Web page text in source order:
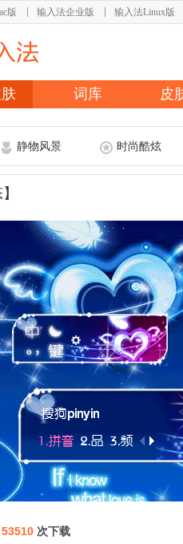
版 输入法企业版 输入法Linux版
词库 皮
静物风景 时尚酷炫
53510 次下载